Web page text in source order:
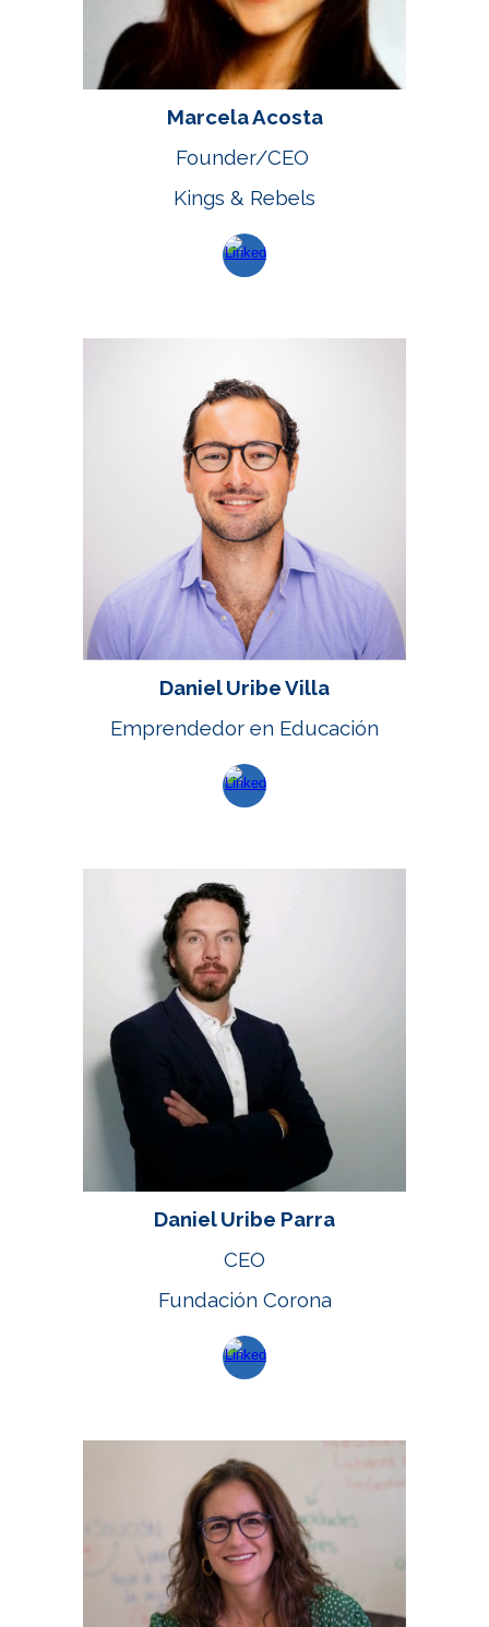
Marcela Acosta
Founder/CEO
Kings & Rebels
Daniel Uribe Villa
Emprendedor en Educación
Daniel Uribe Parra
CEO
Fundación Corona